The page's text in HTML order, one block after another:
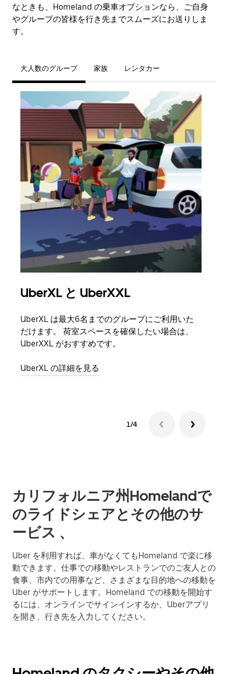
なときも、Homeland の乗車オプションなら、ご自身
やグループの皆様を行き先までスムーズにお送りしま
す。
大人数のグループ 家族 レンタカー
UberXL と UberXXL
UberXL は最大6名までのグループにご利用いた
だけます。 荷室スペースを確保したい場合は、
UberXXL がおすすめです。
UberXL の詳細を見る
1/4
カリフォルニア州Homelandで
のライドシェアとその他のサ
ービス 、
Uber を利用すれば、車がなくてもHomeland で楽に移
動できます。仕事での移動やレストランでのご友人との
食事、市内での用事など、さまざまな目的地への移動を
Uber がサポートします。Homeland での移動を開始す
るには、オンラインでサインインするか、Uberアプリ
を開き、行き先を入力してください。